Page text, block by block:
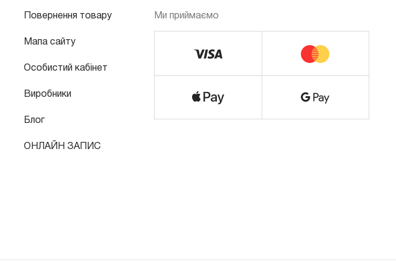
Повернення товару
Мапа сайту
Особистий кабінет
Виробники
Блог
ОНЛАЙН ЗАПИС
Ми приймаємо